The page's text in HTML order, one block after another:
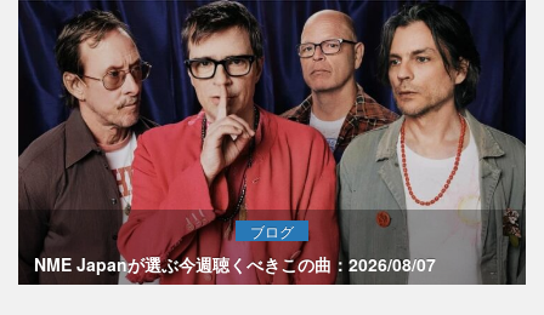
ブログ
NME Japanが選ぶ今週聴くべきこの曲：2026/08/07